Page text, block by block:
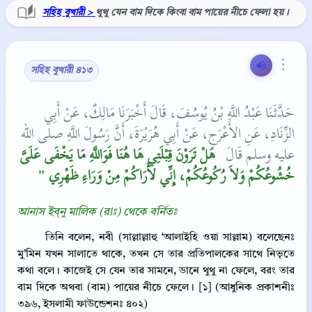
সহিহ বুখারী > থুথু যেন বাম দিকে কিংবা বাম পায়ের নীচে ফেলা হয়।
⋮
সহিহ বুখারী ৪১৩
حَدَّثَنَا عَبْدُ اللَّهِ بْنُ يُوسُفَ، قَالَ أَخْبَرَنَا مَالِكٌ، عَنْ أَبِي
الزِّنَادِ، عَنِ الأَعْرَجِ، عَنْ أَبِي هُرَيْرَةَ، أَنَّ رَسُولَ اللَّهِ صلى الله
عليه وسلم قَالَ ‏
‏ هَلْ تَرَوْنَ قِبْلَتِي هَا هُنَا فَوَاللَّهِ مَا يَخْفَى عَلَىَّ
خُشُوعُكُمْ وَلاَ رُكُوعُكُمْ، إِنِّي لأَرَاكُمْ مِنْ وَرَاءِ ظَهْرِي ‏"
আনাস ইব্‌নু মালিক (রাঃ) থেকে বর্নিতঃ
তিনি বলেন, নবী (সাল্লাল্লাহু ‘আলাইহি ওয়া সাল্লাম) বলেছেনঃ
মু’মিন যখন সালাতে থাকে, তখন সে তার প্রতিপালকের সাথে নিভৃতে
কথা বলে। কাজেই সে যেন তার সামনে, ডানে থুথু না ফেলে, বরং তার
বাম দিকে অথবা (বাম) পায়ের নীচে ফেলে। [১] (আধুনিক প্রকাশনীঃ
৩৯৬, ইসলামী ফাউন্ডেশনঃ ৪০২)